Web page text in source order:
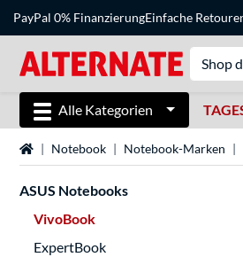
PayPal 0% FinanzierungEinfache
Alle Kategorien
StartseiteNotebook Notebook-Marken
ASUS Notebooks
VivoBook
ExpertBook